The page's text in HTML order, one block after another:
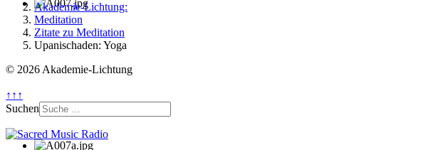
Akademie-Lichtung:
Meditation
Zitate zu Meditation
Upanischaden: Yoga
© 2026 Akademie-Lichtung
↑↑↑
Suchen